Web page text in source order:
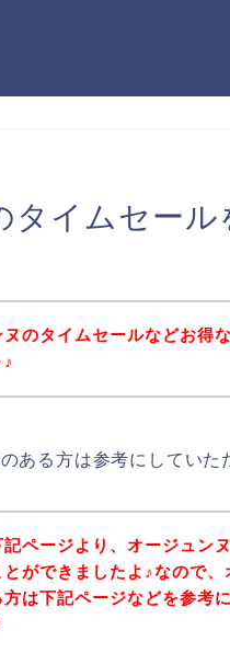
タイムセー
のタイムセールなどお得
ある方は参考にしていた
記ページより、オージュン
とができましたよ♪なので
は下記ページなどを参考